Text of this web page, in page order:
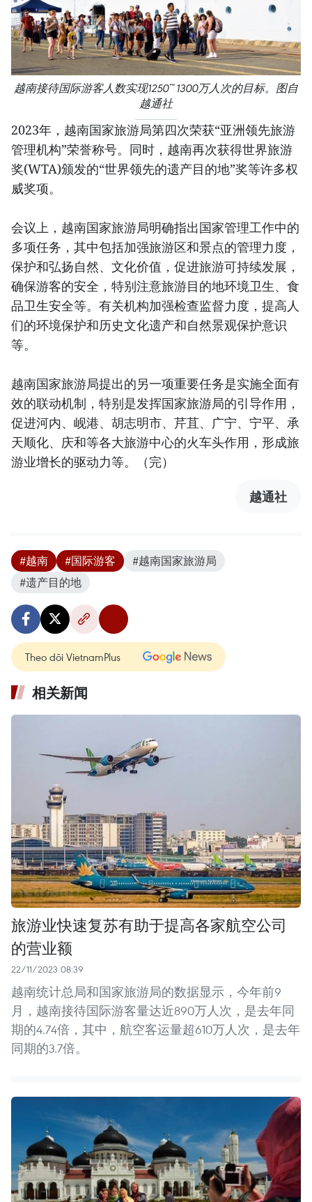
越南接待国际游客人数实现1250~1300万人次的目标。图自
越通社
2023年，越南国家旅游局第四次荣获“亚洲领先旅游
管理机构”荣誉称号。同时，越南再次获得世界旅游
奖(WTA)颁发的“世界领先的遗产目的地”奖等许多权
威奖项。
会议上，越南国家旅游局明确指出国家管理工作中的
多项任务，其中包括加强旅游区和景点的管理力度，
保护和弘扬自然、文化价值，促进旅游可持续发展，
确保游客的安全，特别注意旅游目的地环境卫生、食
品卫生安全等。有关机构加强检查监督力度，提高人
们的环境保护和历史文化遗产和自然景观保护意识
等。
越南国家旅游局提出的另一项重要任务是实施全面有
效的联动机制，特别是发挥国家旅游局的引导作用，
促进河内、岘港、胡志明市、芹苴、广宁、宁平、承
天顺化、庆和等各大旅游中心的火车头作用，形成旅
游业增长的驱动力等。（完）
越通社
#越南 #国际游客
#越南国家旅游局
#遗产目的地
Theo dõi VietnamPlus
相关新闻
旅游业快速复苏有助于提高各家航空公司
的营业额
22/11/2023 08:39
越南统计总局和国家旅游局的数据显示，今年前9
月，越南接待国际游客量达近890万人次，是去年同
期的4.74倍，其中，航空客运量超610万人次，是去年
同期的3.7倍。